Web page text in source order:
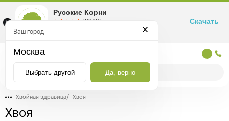
Хвойная здравица/ Хвоя
Хвоя
Ваш город
Москва
Выбрать другой Да, верно
Русские Корни
☆☆☆☆☆
★★★★★ (2360) оценка
Маркетплейс товаров для здоровья
Скачать